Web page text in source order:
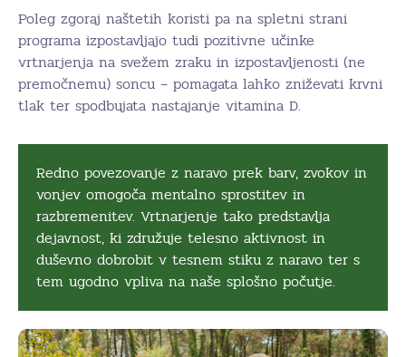
Poleg zgoraj naštetih koristi pa na spletni strani
programa izpostavljajo tudi pozitivne učinke
vrtnarjenja na svežem zraku in izpostavljenosti (ne
premočnemu) soncu – pomagata lahko zniževati krvni
tlak ter spodbujata nastajanje vitamina D.
Redno povezovanje z naravo prek barv, zvokov in
vonjev omogoča mentalno sprostitev in
razbremenitev. Vrtnarjenje tako predstavlja
dejavnost, ki združuje telesno aktivnost in
duševno dobrobit v tesnem stiku z naravo ter s
tem ugodno vpliva na naše splošno počutje.